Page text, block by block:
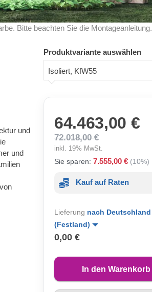
Bitte beachten Sie die Montageanleitung.
und
und
Produktvariante auswählen
Isoliert, KfW55
64.463,00 €
72.018,00 €
inkl. 19% MwSt.
Sie sparen: 7.555,00 € (10%)
Kauf auf Raten
Lieferung nach Deutschland
(Festland)
0,00 €
In den Warenkorb